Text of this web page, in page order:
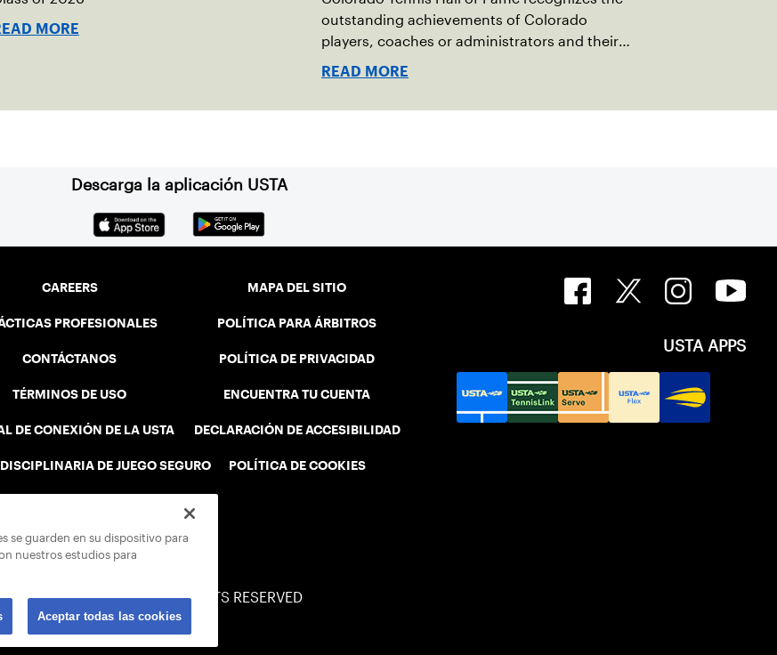
MORE
outstanding achievements of Colorado
players, coaches or administrators and their
contribution to the sport.
READ MORE
Descarga la aplicación USTA
CAREERS
PROFESIONALES
CONTÁCTANOS
TÉRMINOS DE USO
DE CONEXIÓN DE LA USTA
DISCIPLINARIA DE JUEGO SEGURO
MAPA DEL SITIO
POLÍTICA PARA ÁRBITROS
POLÍTICA DE PRIVACIDAD
ENCUENTRA TU CUENTA
DECLARACIÓN DE ACCESIBILIDAD
POLÍTICA DE COOKIES
USTA APPS
© 2026 USTA ALL RIGHTS RESERVED
se guarden en su dispositivo para
nuestros estudios para
Aceptar todas las cookies